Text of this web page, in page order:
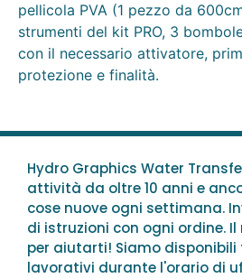
pellicola PVA (1 pezzo da
strumenti del kit PRO, 3
con il necessario attivatore,
protezione e finalità.
Hydro Graphics Water
attività da oltre 10 anni e
cose nuove ogni settimana.
di istruzioni con ogni ordine.
per aiutarti! Siamo
lavorativi durante l'orario di